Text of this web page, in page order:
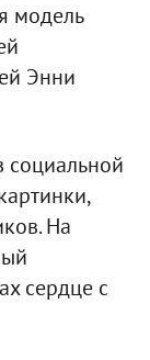
модель
Энни
На
сердце с